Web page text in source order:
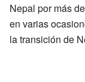
Nepal por más
en varias
la transición de